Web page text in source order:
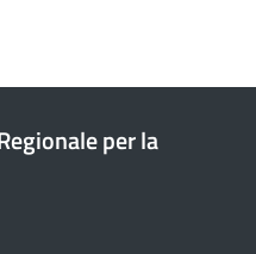
per la